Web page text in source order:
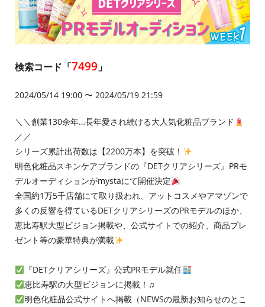
検索コード「7499 」
2024/05/14 19:00 〜 2024/05/19 21:59
＼＼創業130余年…長年愛され続ける大人気化粧品ブランド
／／
シリーズ累計出荷数は【2200万本】を突破！
明色化粧品スキンケアブランドの『DETクリアシリーズ』PRモ
デルオーディションがmystaにて開催決定
全国約1万5千店舗にて取り扱われ、アットコスメやアマゾンで
多くの反響を得ているDETクリアシリーズのPRモデルのほか、
恵比寿駅大型ビジョン掲載や、公式サイトでの紹介、商品プレ
ゼント等の豪華特典が満載
『DETクリアシリーズ』公式PRモデル就任
恵比寿駅の大型ビジョンに掲載！♫
明色化粧品公式サイトへ掲載（NEWSの最新お知らせのとこ